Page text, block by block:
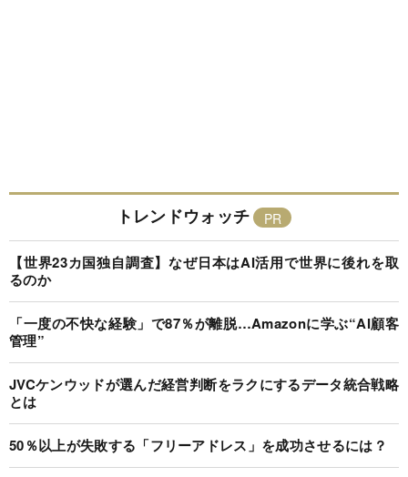
トレンドウォッチ
【世界23カ国独自調査】なぜ日本はAI活用で世界に後れを取
るのか
「一度の不快な経験」で87％が離脱…Amazonに学ぶ“AI顧客
管理”
JVCケンウッドが選んだ経営判断をラクにするデータ統合戦略
とは
50％以上が失敗する「フリーアドレス」を成功させるには？